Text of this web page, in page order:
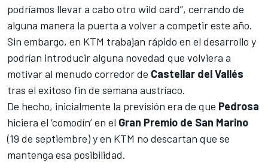
podríamos llevar a cabo otro wild card”, cerrando de
alguna manera la puerta a volver a competir este año.
Sin embargo, en KTM trabajan rápido en el desarrollo y
podrían introducir alguna novedad que volviera a
motivar al menudo corredor de Castellar del Vallés
tras el exitoso fin de semana austríaco.
De hecho, inicialmente la previsión era de que Pedrosa
hiciera el ‘comodín’ en el Gran Premio de San Marino
(19 de septiembre) y en KTM no descartan que se
mantenga esa posibilidad.